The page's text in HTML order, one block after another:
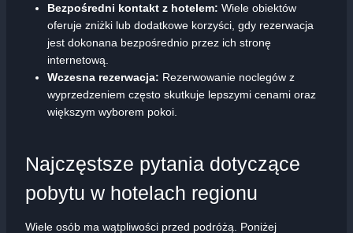
Bezpośredni kontakt z hotelem: Wiele obiektów
oferuje zniżki lub dodatkowe korzyści, gdy rezerwacja
jest dokonana bezpośrednio przez ich stronę
internetową.
Wczesna rezerwacja: Rezerwowanie noclegów z
wyprzedzeniem często skutkuje lepszymi cenami oraz
większym wyborem pokoi.
Najczęstsze pytania dotyczące
pobytu w hotelach regionu
Wiele osób ma wątpliwości przed podróżą. Poniżej